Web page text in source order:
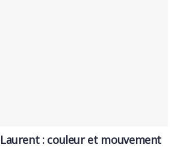
: couleur et mouvement